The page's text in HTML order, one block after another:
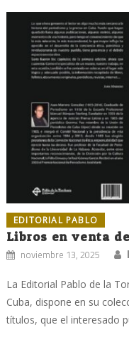
EDITORIAL PABLO
Libros en venta
noviembre 13, 2025
La Editorial Pablo de la
Cuba, dispone en su
títulos, que el interesado